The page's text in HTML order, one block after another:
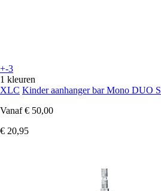
+-3
1 kleuren
XLC Kinder aanhanger bar Mono DUO S
Vanaf € 50,00
€ 20,95